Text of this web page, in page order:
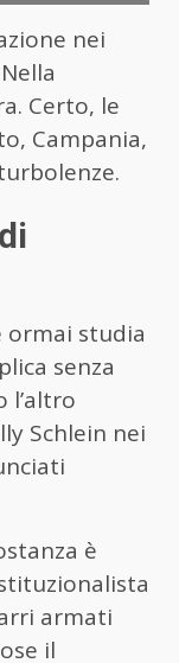
nei
Certo, le
Campania,
ormai studia
senza
l’altro
Schlein nei
è
armati
il